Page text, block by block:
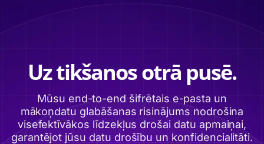
Uz tikšanos otrā pusē.
Mūsu end-to-end šifrētais e-pasta un
mākoņdatu glabāšanas risinājums nodrošina
visefektīvākos līdzekļus drošai datu apmaiņai,
garantējot jūsu datu drošību un konfidencialitāti.